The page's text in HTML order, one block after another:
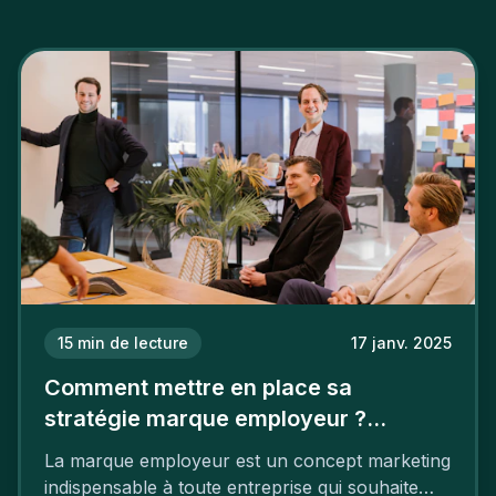
15 min de lecture 17 janv. 2025
Comment mettre en place sa
stratégie marque employeur ?
Découvrez les 7 étapes
La marque employeur est un concept marketing
indispensable à toute entreprise qui souhaite